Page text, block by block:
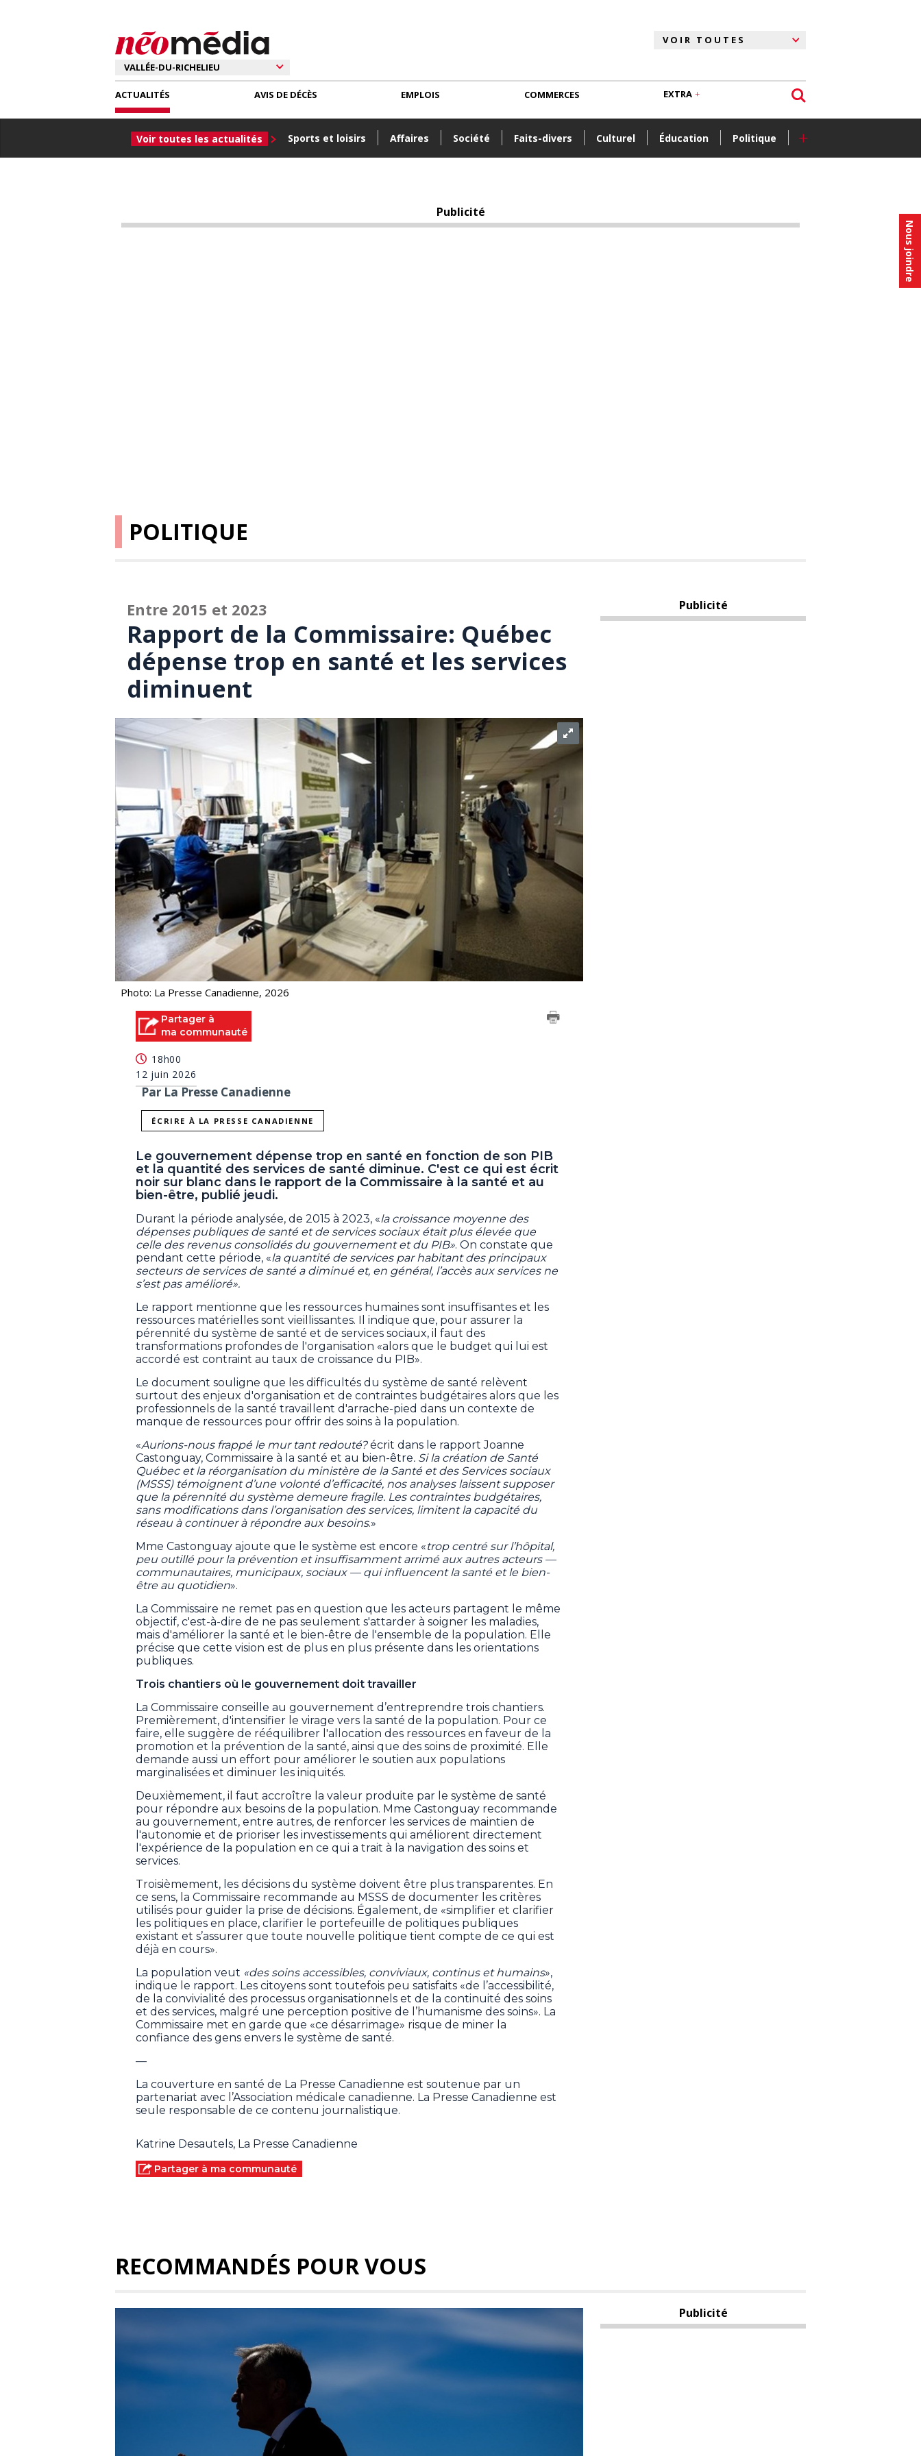
Nous joindre
ACTUALITÉS
Voir toutes les actualités Sports et loisirs Affaires Société Faits-divers Culturel Éducation Politique +
AVIS DE DÉCÈS EMPLOIS COMMERCES EXTRA
Publicité
POLITIQUE
Entre 2015 et 2023
Rapport de la Commissaire: Québec
dépense trop en santé et les services
diminuent
Photo: La Presse Canadienne, 2026
Partager à
ma communauté
18h00
12 juin 2026
Par La Presse Canadienne
ÉCRIRE À LA PRESSE CANADIENNE
Le gouvernement dépense trop en santé en fonction de son PIB
et la quantité des services de santé diminue. C'est ce qui est écrit
noir sur blanc dans le rapport de la Commissaire à la santé et au
bien-être, publié jeudi.
Durant la période analysée, de 2015 à 2023, «la croissance moyenne des
dépenses publiques de santé et de services sociaux était plus élevée que
celle des revenus consolidés du gouvernement et du PIB». On constate que
pendant cette période, «la quantité de services par habitant des principaux
secteurs de services de santé a diminué et, en général, l’accès aux services ne
s’est pas amélioré».
Le rapport mentionne que les ressources humaines sont insuffisantes et les
ressources matérielles sont vieillissantes. Il indique que, pour assurer la
pérennité du système de santé et de services sociaux, il faut des
transformations profondes de l'organisation «alors que le budget qui lui est
accordé est contraint au taux de croissance du PIB».
Le document souligne que les difficultés du système de santé relèvent
surtout des enjeux d'organisation et de contraintes budgétaires alors que les
professionnels de la santé travaillent d'arrache-pied dans un contexte de
manque de ressources pour offrir des soins à la population.
«Aurions-nous frappé le mur tant redouté?écrit dans le rapport Joanne
Castonguay, Commissaire à la santé et au bien-être. Si la création de Santé
Québec et la réorganisation du ministère de la Santé et des Services sociaux
(MSSS) témoignent d’une volonté d’efficacité, nos analyses laissent supposer
que la pérennité du système demeure fragile. Les contraintes budgétaires,
sans modifications dans l’organisation des services, limitent la capacité du
réseau à continuer à répondre aux besoins.»
Mme Castonguay ajoute que le système est encore «trop centré sur l’hôpital,
peu outillé pour la prévention et insuffisamment arrimé aux autres acteurs —
communautaires, municipaux, sociaux — qui influencent la santé et le bien-
être au quotidien».
La Commissaire ne remet pas en question que les acteurs partagent le même
objectif, c'est-à-dire de ne pas seulement s'attarder à soigner les maladies,
mais d'améliorer la santé et le bien-être de l'ensemble de la population. Elle
précise que cette vision est de plus en plus présente dans les orientations
publiques.
Trois chantiers où le gouvernement doit travailler
La Commissaire conseille au gouvernement d’entreprendre trois chantiers.
Premièrement, d'intensifier le virage vers la santé de la population. Pour ce
faire, elle suggère de rééquilibrer l'allocation des ressources en faveur de la
promotion et la prévention de la santé, ainsi que des soins de proximité. Elle
demande aussi un effort pour améliorer le soutien aux populations
marginalisées et diminuer les iniquités.
Deuxièmement, il faut accroître la valeur produite par le système de santé
pour répondre aux besoins de la population. Mme Castonguay recommande
au gouvernement, entre autres, de renforcer les services de maintien de
l'autonomie et de prioriser les investissements qui améliorent directement
l'expérience de la population en ce qui a trait à la navigation des soins et
services.
Troisièmement, les décisions du système doivent être plus transparentes. En
ce sens, la Commissaire recommande au MSSS de documenter les critères
utilisés pour guider la prise de décisions. Également, de «simplifier et clarifier
les politiques en place, clarifier le portefeuille de politiques publiques
existant et s’assurer que toute nouvelle politique tient compte de ce qui est
déjà en cours».
La population veut «des soins accessibles, conviviaux, continus et humains»,
indique le rapport. Les citoyens sont toutefois peu satisfaits «de l’accessibilité,
de la convivialité des processus organisationnels et de la continuité des soins
et des services, malgré une perception positive de l’humanisme des soins». La
Commissaire met en garde que «ce désarrimage» risque de miner la
confiance des gens envers le système de santé.
—
La couverture en santé de La Presse Canadienne est soutenue par un
partenariat avec l’Association médicale canadienne. La Presse Canadienne est
seule responsable de ce contenu journalistique.
Katrine Desautels, La Presse Canadienne
Partager à ma communauté
Publicité
RECOMMANDÉS POUR VOUS
Publicité